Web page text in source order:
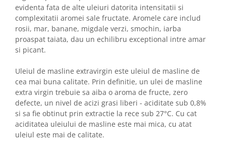
evidenta fata de alte uleiuri datorita intensitatii si
complexitatii aromei sale fructate. Aromele care includ
rosii, mar, banane, migdale verzi, smochin, iarba
proaspat taiata, dau un echilibru exceptional intre amar
si picant.
Uleiul de masline extravirgin este uleiul de masline de
cea mai buna calitate. Prin definitie, un ulei de masline
extra virgin trebuie sa aiba o aroma de fructe, zero
defecte, un nivel de acizi grasi liberi - aciditate sub 0,8%
si sa fie obtinut prin extractie la rece sub 27°C. Cu cat
aciditatea uleiului de masline este mai mica, cu atat
uleiul este mai de calitate.